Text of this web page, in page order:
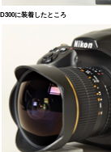
D300に装着したところ